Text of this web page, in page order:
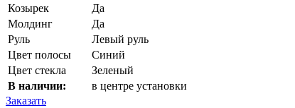
Козырек
Да
Молдинг
Да
Руль
Левый руль
Цвет полосы
Синий
Цвет стекла
Зеленый
В наличии:
в центре установки
Заказать